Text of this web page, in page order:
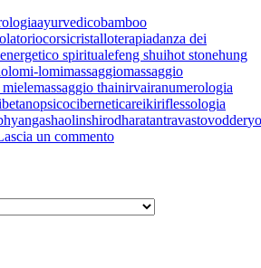
ayurvedicobamboo
corsicristalloterapiadanza dei
energetico spiritualefeng shuihot stonehung
lomi-lomimassaggiomassaggio
mielemassaggio thainirvairanumerologia
psicociberneticareikiriflessologia
shaolinshirodharatantravastovodder
un commentosu